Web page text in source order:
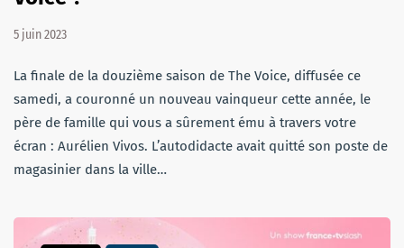
5 juin 2023
La finale de la douzième saison de The Voice, diffusée ce
samedi, a couronné un nouveau vainqueur cette année, le
père de famille qui vous a sûrement ému à travers votre
écran : Aurélien Vivos. L’autodidacte avait quitté son poste de
magasinier dans la ville…